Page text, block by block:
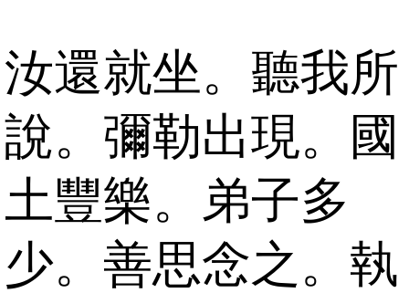
汝還就坐。聽我所
說。彌勒出現。國
土豐樂。弟子多
少。善思念之。執